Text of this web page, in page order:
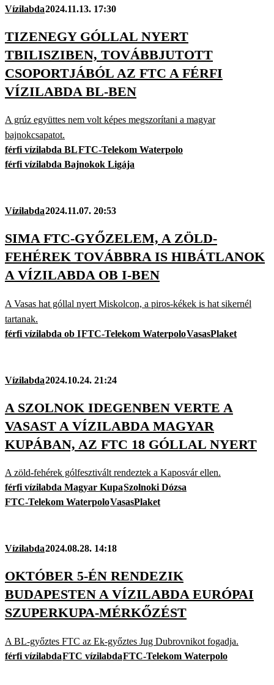
Vízilabda2024.11.13. 17:30
TIZENEGY GÓLLAL NYERT
TBILISZIBEN, TOVÁBBJUTOTT
CSOPORTJÁBÓL AZ FTC A FÉRFI
VÍZILABDA BL-BEN
A grúz együttes nem volt képes megszorítani a magyar
bajnokcsapatot.
férfi vízilabda BLFTC-Telekom Waterpolo
férfi vízilabda Bajnokok Ligája
Vízilabda2024.11.07. 20:53
SIMA FTC-GYŐZELEM, A ZÖLD-
FEHÉREK TOVÁBBRA IS HIBÁTLANOK
A VÍZILABDA OB I-BEN
A Vasas hat góllal nyert Miskolcon, a piros-kékek is hat sikernél
tartanak.
férfi vízilabda ob IFTC-Telekom WaterpoloVasasPlaket
Vízilabda2024.10.24. 21:24
A SZOLNOK IDEGENBEN VERTE A
VASAST A VÍZILABDA MAGYAR
KUPÁBAN, AZ FTC 18 GÓLLAL NYERT
A zöld-fehérek gólfesztivált rendeztek a Kaposvár ellen.
férfi vízilabda Magyar KupaSzolnoki Dózsa
FTC-Telekom WaterpoloVasasPlaket
Vízilabda2024.08.28. 14:18
OKTÓBER 5-ÉN RENDEZIK
BUDAPESTEN A VÍZILABDA EURÓPAI
SZUPERKUPA-MÉRKŐZÉST
A BL-győztes FTC az Ek-győztes Jug Dubrovnikot fogadja.
férfi vízilabdaFTC vízilabdaFTC-Telekom Waterpolo